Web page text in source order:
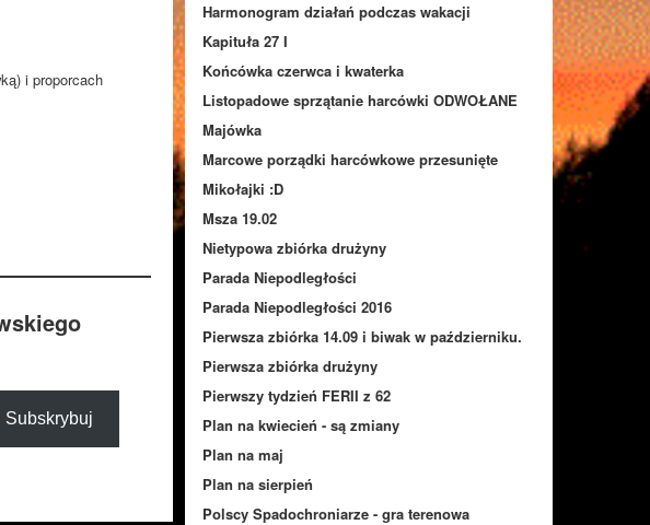
i proporcach
Subskrybuj
Harmonogram działań podczas wakacji
Kapituła 27 I
Końcówka czerwca i kwaterka
Listopadowe sprzątanie harcówki ODWOŁANE
Majówka
Marcowe porządki harcówkowe przesunięte
Mikołajki :D
Msza 19.02
Nietypowa zbiórka drużyny
Parada Niepodległości
Parada Niepodległości 2016
Pierwsza zbiórka 14.09 i biwak w październiku.
Pierwsza zbiórka drużyny
Pierwszy tydzień FERII z 62
Plan na kwiecień - są zmiany
Plan na maj
Plan na sierpień
Polscy Spadochroniarze - gra terenowa